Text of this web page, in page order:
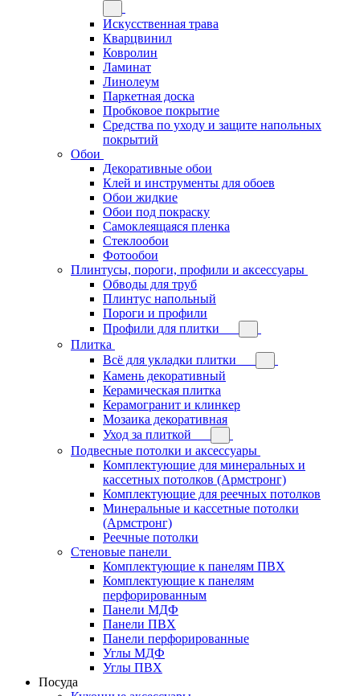
Искусственная трава
Кварцвинил
Ковролин
Ламинат
Линолеум
Паркетная доска
Пробковое покрытие
Средства по уходу и защите напольных
покрытий
Обои
Декоративные обои
Клей и инструменты для обоев
Обои жидкие
Обои под покраску
Самоклеящаяся пленка
Стеклообои
Фотообои
Плинтусы, пороги, профили и аксессуары
Обводы для труб
Плинтус напольный
Пороги и профили
Профили для плитки
Плитка
Всё для укладки плитки
Камень декоративный
Керамическая плитка
Керамогранит и клинкер
Мозаика декоративная
Уход за плиткой
Подвесные потолки и аксессуары
Комплектующие для минеральных и
кассетных потолков (Армстронг)
Комплектующие для реечных потолков
Минеральные и кассетные потолки
(Армстронг)
Реечные потолки
Стеновые панели
Комплектующие к панелям ПВХ
Комплектующие к панелям
перфорированным
Панели МДФ
Панели ПВХ
Панели перфорированные
Углы МДФ
Углы ПВХ
Посуда